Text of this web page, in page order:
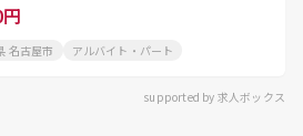
名古屋市 アルバイト・パート
supported by 求人ボックス